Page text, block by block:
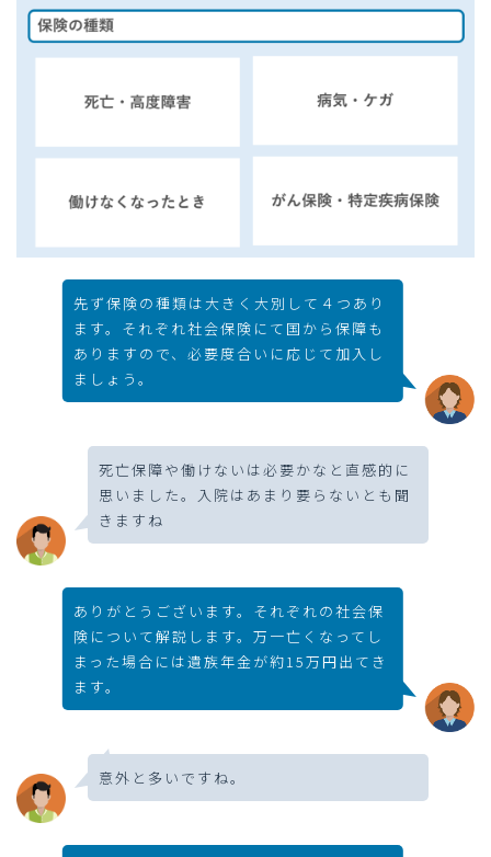
先ず保険の種類は大きく大別して４つあり
ます。それぞれ社会保険にて国から保障も
ありますので、必要度合いに応じて加入し
ましょう。
死亡保障や働けないは必要かなと直感的に
思いました。入院はあまり要らないとも聞
きますね
ありがとうございます。それぞれの社会保
険について解説します。万一亡くなってし
まった場合には遺族年金が約15万円出てき
ます。
意外と多いですね。